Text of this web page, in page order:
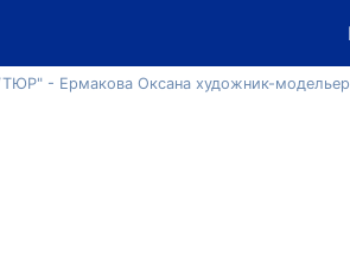
- Ермакова Оксана художник-